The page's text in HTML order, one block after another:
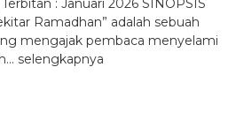
: Januari 2026 SINOPSIS
Ramadhan” adalah sebuah
mengajak pembaca menyelami
selengkapnya